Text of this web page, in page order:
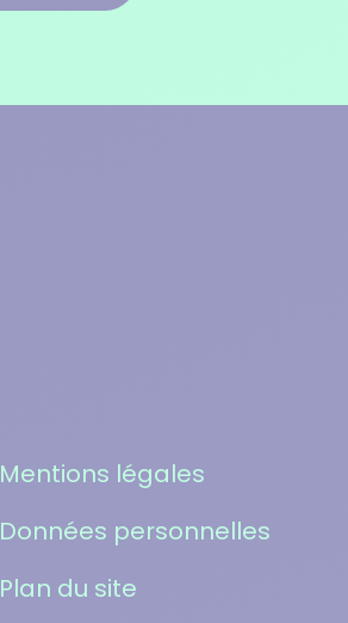
Mentions légales
Données personnelles
Plan du site